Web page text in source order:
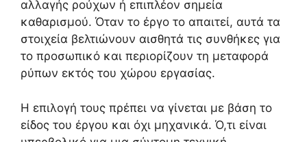
αλλαγής ρούχων ή επιπλέον σημεία
καθαρισμού. Όταν το έργο το απαιτεί, αυτά τα
στοιχεία βελτιώνουν αισθητά τις συνθήκες για
το προσωπικό και περιορίζουν τη μεταφορά
ρύπων εκτός του χώρου εργασίας.
Η επιλογή τους πρέπει να γίνεται με βάση το
είδος του έργου και όχι μηχανικά. Ό,τι είναι